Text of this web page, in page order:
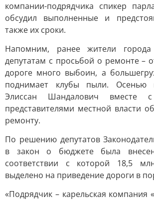
компании-подрядчика спикер
обсудил выполненные и
также их сроки.
Напомним, ранее жители
депутатам с просьбой о ремонте –
дороге много выбоин, а
поднимает клубы пыли. Осенью
Элиссан Шандалович вместе
представителями местной власти
ремонту.
По решению депутатов
в закон о бюджете была
соответствии с которой 18,5
выделено на приведение дороги в
«Подрядчик – карельская компания